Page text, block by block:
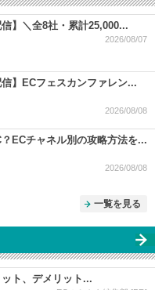
信】＼全8社・累計25,000...
2026/08/07
信】ECフェスカンファレン...
2026/08/08
ECチャネル別の攻略方法を...
2026/08/08
一覧を見る
ト、デメリット...